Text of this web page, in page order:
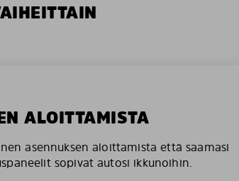
ALOITTAMISTA
asennuksen aloittamista että saamasi
sopivat autosi ikkunoihin.